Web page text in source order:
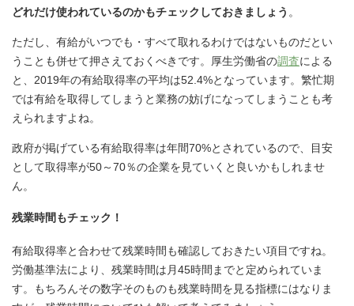
どれだけ使われているのかもチェックしておきましょう 。
ただし、有給がいつでも・すべて取れるわけではないものだとい
うことも併せて押さえておくべきです。厚生労働省の調査による
と、2019年の有給取得率の平均は52.4%となっています。繁忙期
では有給を取得してしまうと業務の妨げになってしまうことも考
えられますよね。
政府が掲げている有給取得率は年間70%とされているので、目安
として取得率が50～70％の企業を見ていくと良いかもしれませ
ん。
残業時間もチェック！
有給取得率と合わせて残業時間も確認しておきたい項目ですね。
労働基準法により、残業時間は月45時間までと定められていま
す。もちろんその数字そのものも残業時間を見る指標にはなりま